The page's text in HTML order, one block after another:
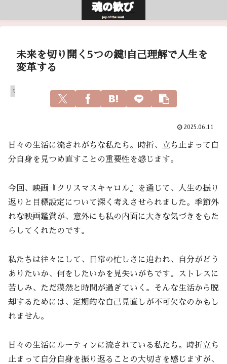
未来を切り開く5つの鍵!自己理解で人生を
変革する
Uncategorized
2025.06.11
日々の生活に流されがちな私たち。時折、立ち止まって自
分自身を見つめ直すことの重要性を感じます。
今回、映画『クリスマスキャロル』を通じて、人生の振り
返りと目標設定について深く考えさせられました。季節外
れな映画鑑賞が、意外にも私の内面に大きな気づきをもた
らしてくれたのです。
私たちは往々にして、日常の忙しさに追われ、自分がどう
ありたいか、何をしたいかを見失いがちです。ストレスに
苦しみ、ただ漠然と時間が過ぎていく。そんな生活から脱
却するためには、定期的な自己見直しが不可欠なのかもし
れません。
日々の生活にルーティンに流されている私たち。時折立ち
止まって自分自身を振り返ることの大切さを感じますが、